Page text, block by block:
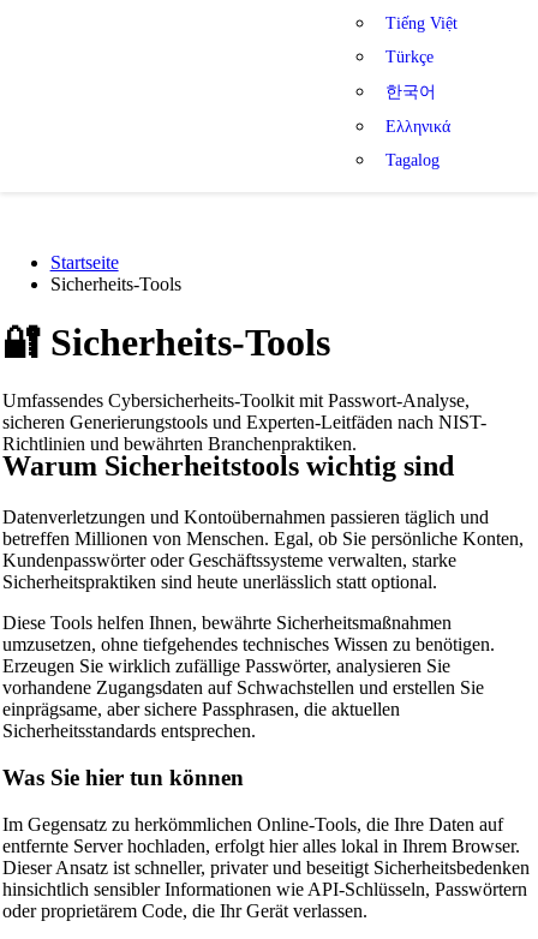
Tiếng Việt
Türkçe
한국어
Ελληνικά
Tagalog
Startseite
Sicherheits-Tools
🔐Sicherheits-Tools
Umfassendes Cybersicherheits-Toolkit mit Passwort-Analyse,
sicheren Generierungstools und Experten-Leitfäden nach NIST-
Richtlinien und bewährten Branchenpraktiken.
Warum Sicherheitstools wichtig sind
Datenverletzungen und Kontoübernahmen passieren täglich und
betreffen Millionen von Menschen. Egal, ob Sie persönliche Konten,
Kundenpasswörter oder Geschäftssysteme verwalten, starke
Sicherheitspraktiken sind heute unerlässlich statt optional.
Diese Tools helfen Ihnen, bewährte Sicherheitsmaßnahmen
umzusetzen, ohne tiefgehendes technisches Wissen zu benötigen.
Erzeugen Sie wirklich zufällige Passwörter, analysieren Sie
vorhandene Zugangsdaten auf Schwachstellen und erstellen Sie
einprägsame, aber sichere Passphrasen, die aktuellen
Sicherheitsstandards entsprechen.
Was Sie hier tun können
Im Gegensatz zu herkömmlichen Online-Tools, die Ihre Daten auf
entfernte Server hochladen, erfolgt hier alles lokal in Ihrem Browser.
Dieser Ansatz ist schneller, privater und beseitigt Sicherheitsbedenken
hinsichtlich sensibler Informationen wie API-Schlüsseln, Passwörtern
oder proprietärem Code, die Ihr Gerät verlassen.